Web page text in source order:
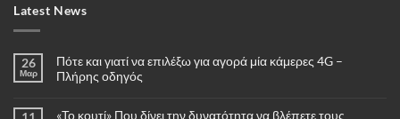
Latest News
26
Μαρ
Πότε και γιατί να επιλέξω για αγορά μία κάμερες 4G –
Πλήρης οδηγός
σχόλια
«Το κουτί» Που δίνει την δυνατότητα να βλέπετε τους